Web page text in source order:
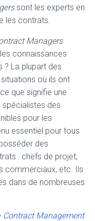
sont les experts en
les contrats.
Managers
connaissances
? La plupart des
où ils ont
que signifie une
spécialistes des
pour les
essentiel pour tous
des
: chefs de projet,
commerciaux, etc. Ils
dans de nombreuses
Contract Management